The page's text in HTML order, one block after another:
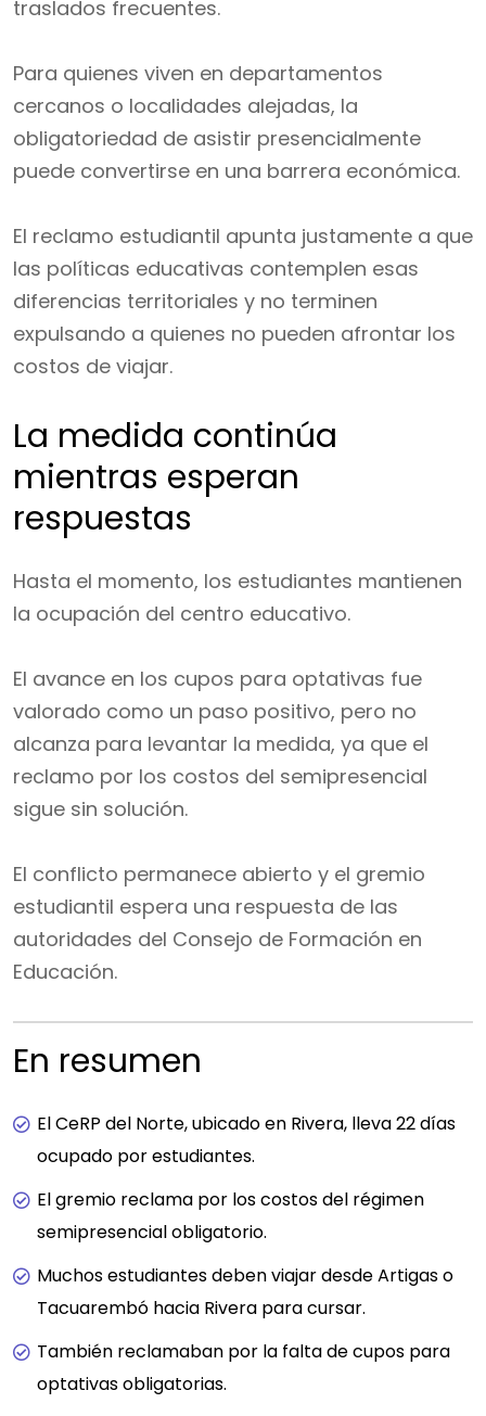
traslados frecuentes.
Para quienes viven en departamentos
cercanos o localidades alejadas, la
obligatoriedad de asistir presencialmente
puede convertirse en una barrera económica.
El reclamo estudiantil apunta justamente a que
las políticas educativas contemplen esas
diferencias territoriales y no terminen
expulsando a quienes no pueden afrontar los
costos de viajar.
La medida continúa
mientras esperan
respuestas
Hasta el momento, los estudiantes mantienen
la ocupación del centro educativo.
El avance en los cupos para optativas fue
valorado como un paso positivo, pero no
alcanza para levantar la medida, ya que el
reclamo por los costos del semipresencial
sigue sin solución.
El conflicto permanece abierto y el gremio
estudiantil espera una respuesta de las
autoridades del Consejo de Formación en
Educación.
En resumen
El CeRP del Norte, ubicado en Rivera, lleva 22 días
ocupado por estudiantes.
El gremio reclama por los costos del régimen
semipresencial obligatorio.
Muchos estudiantes deben viajar desde Artigas o
Tacuarembó hacia Rivera para cursar.
También reclamaban por la falta de cupos para
optativas obligatorias.